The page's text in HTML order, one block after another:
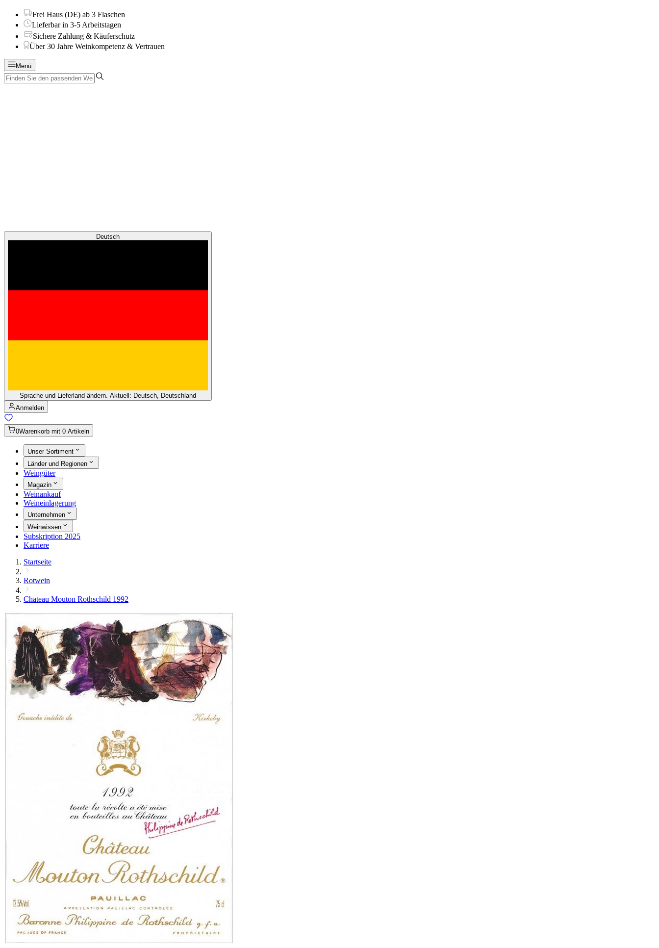
Frei Haus (DE) ab 3 Flaschen
Lieferbar in 3-5 Arbeitstagen
Sichere Zahlung & Käuferschutz
Über 30 Jahre Weinkompetenz & Vertrauen
Menü
Deutsch
Sprache und Lieferland ändern. Aktuell: Deutsch, Deutschland
Anmelden
0Warenkorb mit 0 Artikeln
Unser Sortiment
Länder und Regionen
Weingüter
Magazin
Weinankauf
Weineinlagerung
Unternehmen
Weinwissen
Subskription 2025
Karriere
Startseite
Rotwein
Chateau Mouton Rothschild 1992